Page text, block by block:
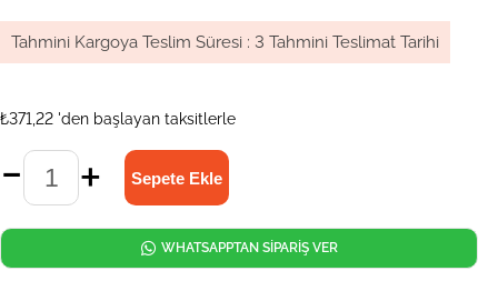
Tahmini Kargoya Teslim Süresi : 3 Tahmini Teslimat Tarihi
₺371,22 'den başlayan taksitlerle
WHATSAPPTAN SİPARİŞ VER